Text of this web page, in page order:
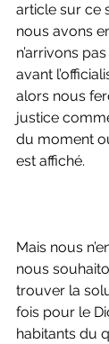
article sur ce
nous avons
n’arrivons
avant
alors nous
justice
du moment
est affiché.
Mais nous
nous
trouver la
fois pour le
habitants du